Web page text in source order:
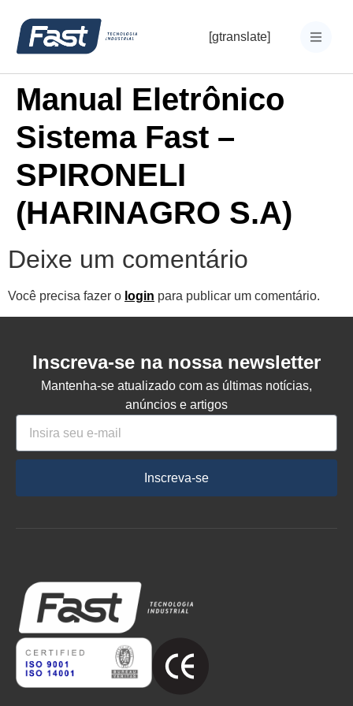
[gtranslate]
Manual Eletrônico
Sistema Fast –
SPIRONELI
(HARINAGRO S.A)
Deixe um comentário
Você precisa fazer o login para publicar um comentário.
Inscreva-se na nossa newsletter
Mantenha-se atualizado com as últimas notícias,
anúncios e artigos
Inscreva-se